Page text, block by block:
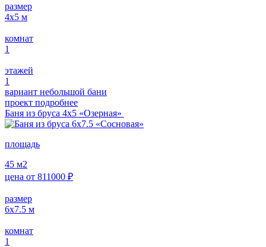
размер
4x5 м
комнат
1
этажей
1
вариант небольшой бани
проект подробнее
Баня из бруса 4х5 «Озерная»
площадь
45 м2
цена от 811000 ₽
размер
6x7.5 м
комнат
1